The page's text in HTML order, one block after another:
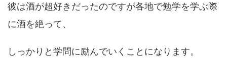
彼は酒が超好きだったのですが各地で勉学を学ぶ際
に酒を絶って、
しっかりと学問に励んでいくことになります。